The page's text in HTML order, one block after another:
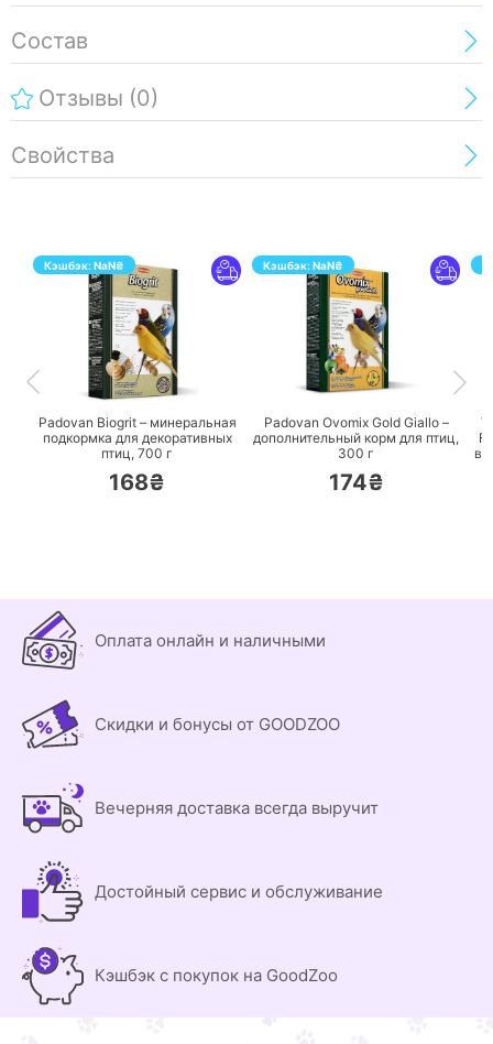
Состав
Отзывы (0)
Свойства
Кэшбэк:NaN₴
ПЕРЕЙТИ
Padovan Biogrit – минеральная
подкормка для декоративных
птиц, 700 г
168₴
Кэшбэк:NaN₴
ПЕРЕЙТИ
Padovan Ovomix Gold Giallo –
дополнительный корм для птиц,
300 г
174₴
Оплата онлайн и наличными
Скидки и бонусы от GOODZOO
Вечерняя доставка всегда выручит
Достойный сервис и обслуживание
Кэшбэк с покупок на GoodZoo